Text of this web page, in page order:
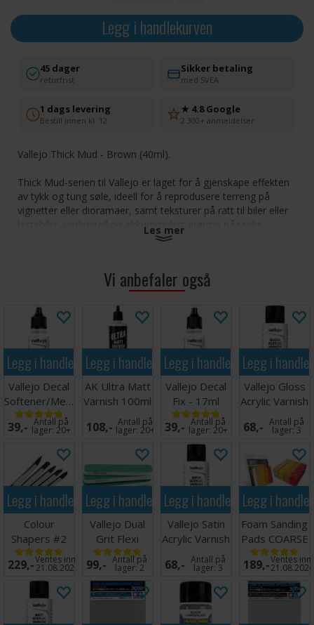
Legg i handlekurven
45 dager
returfrist
Sikker betaling
med SVEA
1 dags levering
Bestill innen kl. 12
★ 4.8 Google
2 300+ anmeldelser
Vallejo Thick Mud - Brown (40ml).
Thick Mud-serien til Vallejo er laget for å gjenskape effekten
av tykk og tung søle, ideell for å reprodusere terreng på
vignetter eller dioramaer, samt teksturer på ratt til biler eller
lastebiler, understell og akkummulert gjørme på tanks-
beltehjulet. Restene av vegetasjon som er inkludert på noen
Les mer
Vi anbefaler også
Legg i handlekurven
Vallejo Decal
Softener/Medium
- 17ml
39,- Antall på
lager:20+
Legg i handlekurven
AK Ultra Matt
Varnish 100ml
108,- Antall på
lager:20+
Legg i handlekurven
Vallejo Decal
Fix - 17ml
39,- Antall på
lager:20+
Legg i
Vallejo Gloss
Acrylic Varnish
60ml
68,- Antall på
lager:3
Legg i handlekurven
Colour
Shapers #2
Firm - 5 stk
229,-Ventes inn
21.08.2026
Legg i handlekurven
Vallejo Dual
Grit Flexi
Sanders 3stk
99,- Antall på
lager:2
Legg i handlekurven
Vallejo Satin
Acrylic Varnish
60ml
68,- Antall på
lager:3
Legg i
Foam Sanding
Pads COARSE
GRIT x20
189,-Ventes inn
21.08.2026